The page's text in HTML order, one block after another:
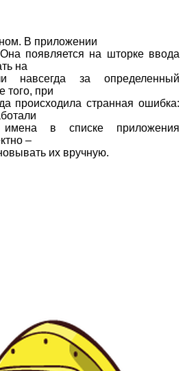
В приложении
появляется на шторке ввода
на
навсегда за определенный
того, при
происходила странная ошибка:
в списке приложения
–
их вручную.